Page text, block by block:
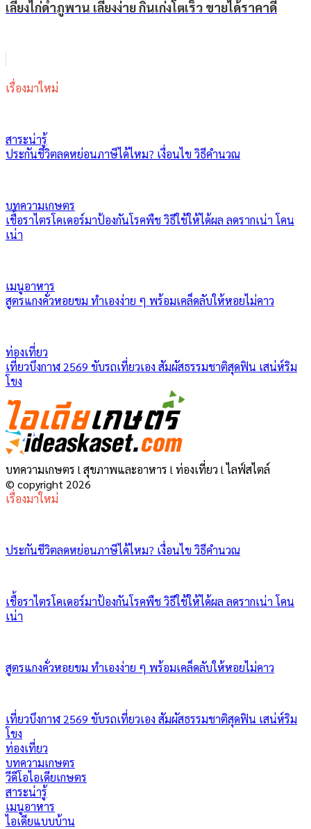
เลี้ยงไก่ดำภูพาน เลี้ยงง่าย กินเก่งโตเร็ว ขายได้ราคาดี
เรื่องมาใหม่
สาระน่ารู้
ประกันชีวิตลดหย่อนภาษีได้ไหม? เงื่อนไข วิธีคำนวณ
บทความเกษตร
เชื้อราไตรโคเดอร์มาป้องกันโรคพืช วิธีใช้ให้ได้ผล ลดรากเน่า โคน
เน่า
เมนูอาหาร
สูตรแกงคั่วหอยขม ทำเองง่าย ๆ พร้อมเคล็ดลับให้หอยไม่คาว
ท่องเที่ยว
เที่ยวบึงกาฬ 2569 ขับรถเที่ยวเอง สัมผัสธรรมชาติสุดฟิน เสน่ห์ริม
โขง
บทความเกษตร l สุขภาพและอาหาร l ท่องเที่ยว l ไลฟ์สไตล์
© copyright 2026
เรื่องมาใหม่
ประกันชีวิตลดหย่อนภาษีได้ไหม? เงื่อนไข วิธีคำนวณ
เชื้อราไตรโคเดอร์มาป้องกันโรคพืช วิธีใช้ให้ได้ผล ลดรากเน่า โคน
เน่า
สูตรแกงคั่วหอยขม ทำเองง่าย ๆ พร้อมเคล็ดลับให้หอยไม่คาว
เที่ยวบึงกาฬ 2569 ขับรถเที่ยวเอง สัมผัสธรรมชาติสุดฟิน เสน่ห์ริม
โขง
ท่องเที่ยว
บทความเกษตร
วีดีโอไอเดียเกษตร
สาระน่ารู้
เมนูอาหาร
ไอเดียแบบบ้าน